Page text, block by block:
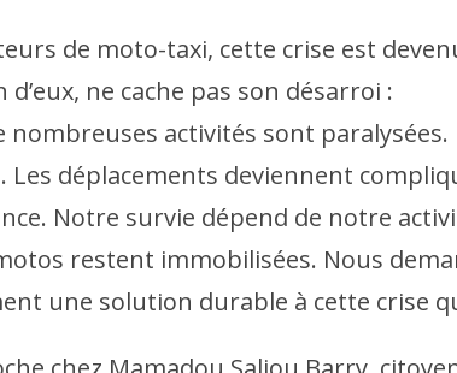
de moto-taxi, cette crise est
d’eux, ne cache pas son désarroi :
nombreuses activités sont
Les déplacements deviennent
Notre survie dépend de notre
restent immobilisées. Nous
une solution durable à cette crise